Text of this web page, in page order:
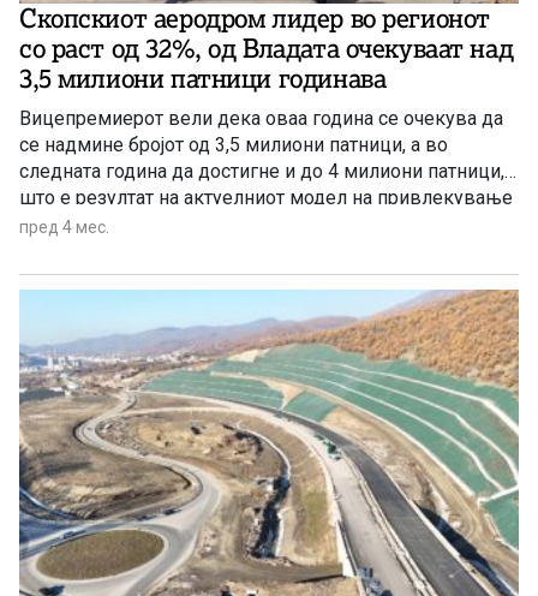
Скопскиот аеродром лидер во регионот
со раст од 32%, од Владата очекуваат над
3,5 милиони патници годинава
Вицепремиерот вели дека оваа година се очекува да
се надмине бројот од 3,5 милиони патници, а во
следната година да достигне и до 4 милиони патници,
што е резултат на актуелниот модел на привлекување
на авиолинии.
пред 4 мес.